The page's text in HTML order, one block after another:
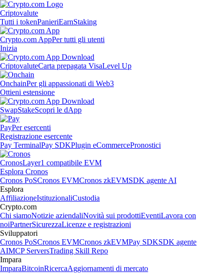
Criptovalute
Tutti i tokenPanieriEarnStaking
Crypto.com AppPer tutti gli utenti
Inizia
CriptovaluteCarta prepagata VisaLevel Up
OnchainPer gli appassionati di Web3
Ottieni estensione
SwapStakeScopri le dApp
PayPer esercenti
Registrazione esercente
Pay TerminalPay SDKPlugin eCommercePronostici
CronosLayer1 compatibile EVM
Esplora Cronos
Cronos PoSCronos EVMCronos zkEVMSDK agente AI
Esplora
AffiliazioneIstituzionaliCustodia
Crypto.com
Chi siamoNotizie aziendaliNovità sui prodottiEventiLavora con
noiPartnerSicurezzaLicenze e registrazioni
Sviluppatori
Cronos PoSCronos EVMCronos zkEVMPay SDKSDK agente
AIMCP ServersTrading Skill Repo
Impara
ImparaBitcoinRicercaAggiornamenti di mercato